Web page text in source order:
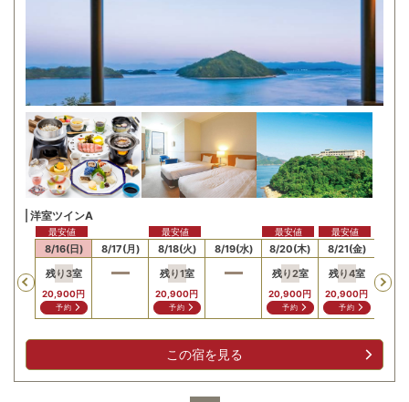
洋室ツインA
Previous
8/16(日)
残り3室
20,900円
予約
最安値
8/17(月)
8/18(火)
残り1室
20,900円
予約
最安値
8/19(水)
8/20(木)
残り2室
20,900円
予約
最安値
8/21(金)
残り4室
20,900円
予約
最安値
残り
この宿を見る